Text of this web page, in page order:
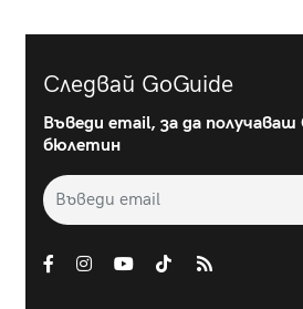
Следвай GoGuide
Въведи email, за да получаваш
бюлетин